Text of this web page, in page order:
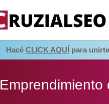
Hacé CLICK AQUÍ para